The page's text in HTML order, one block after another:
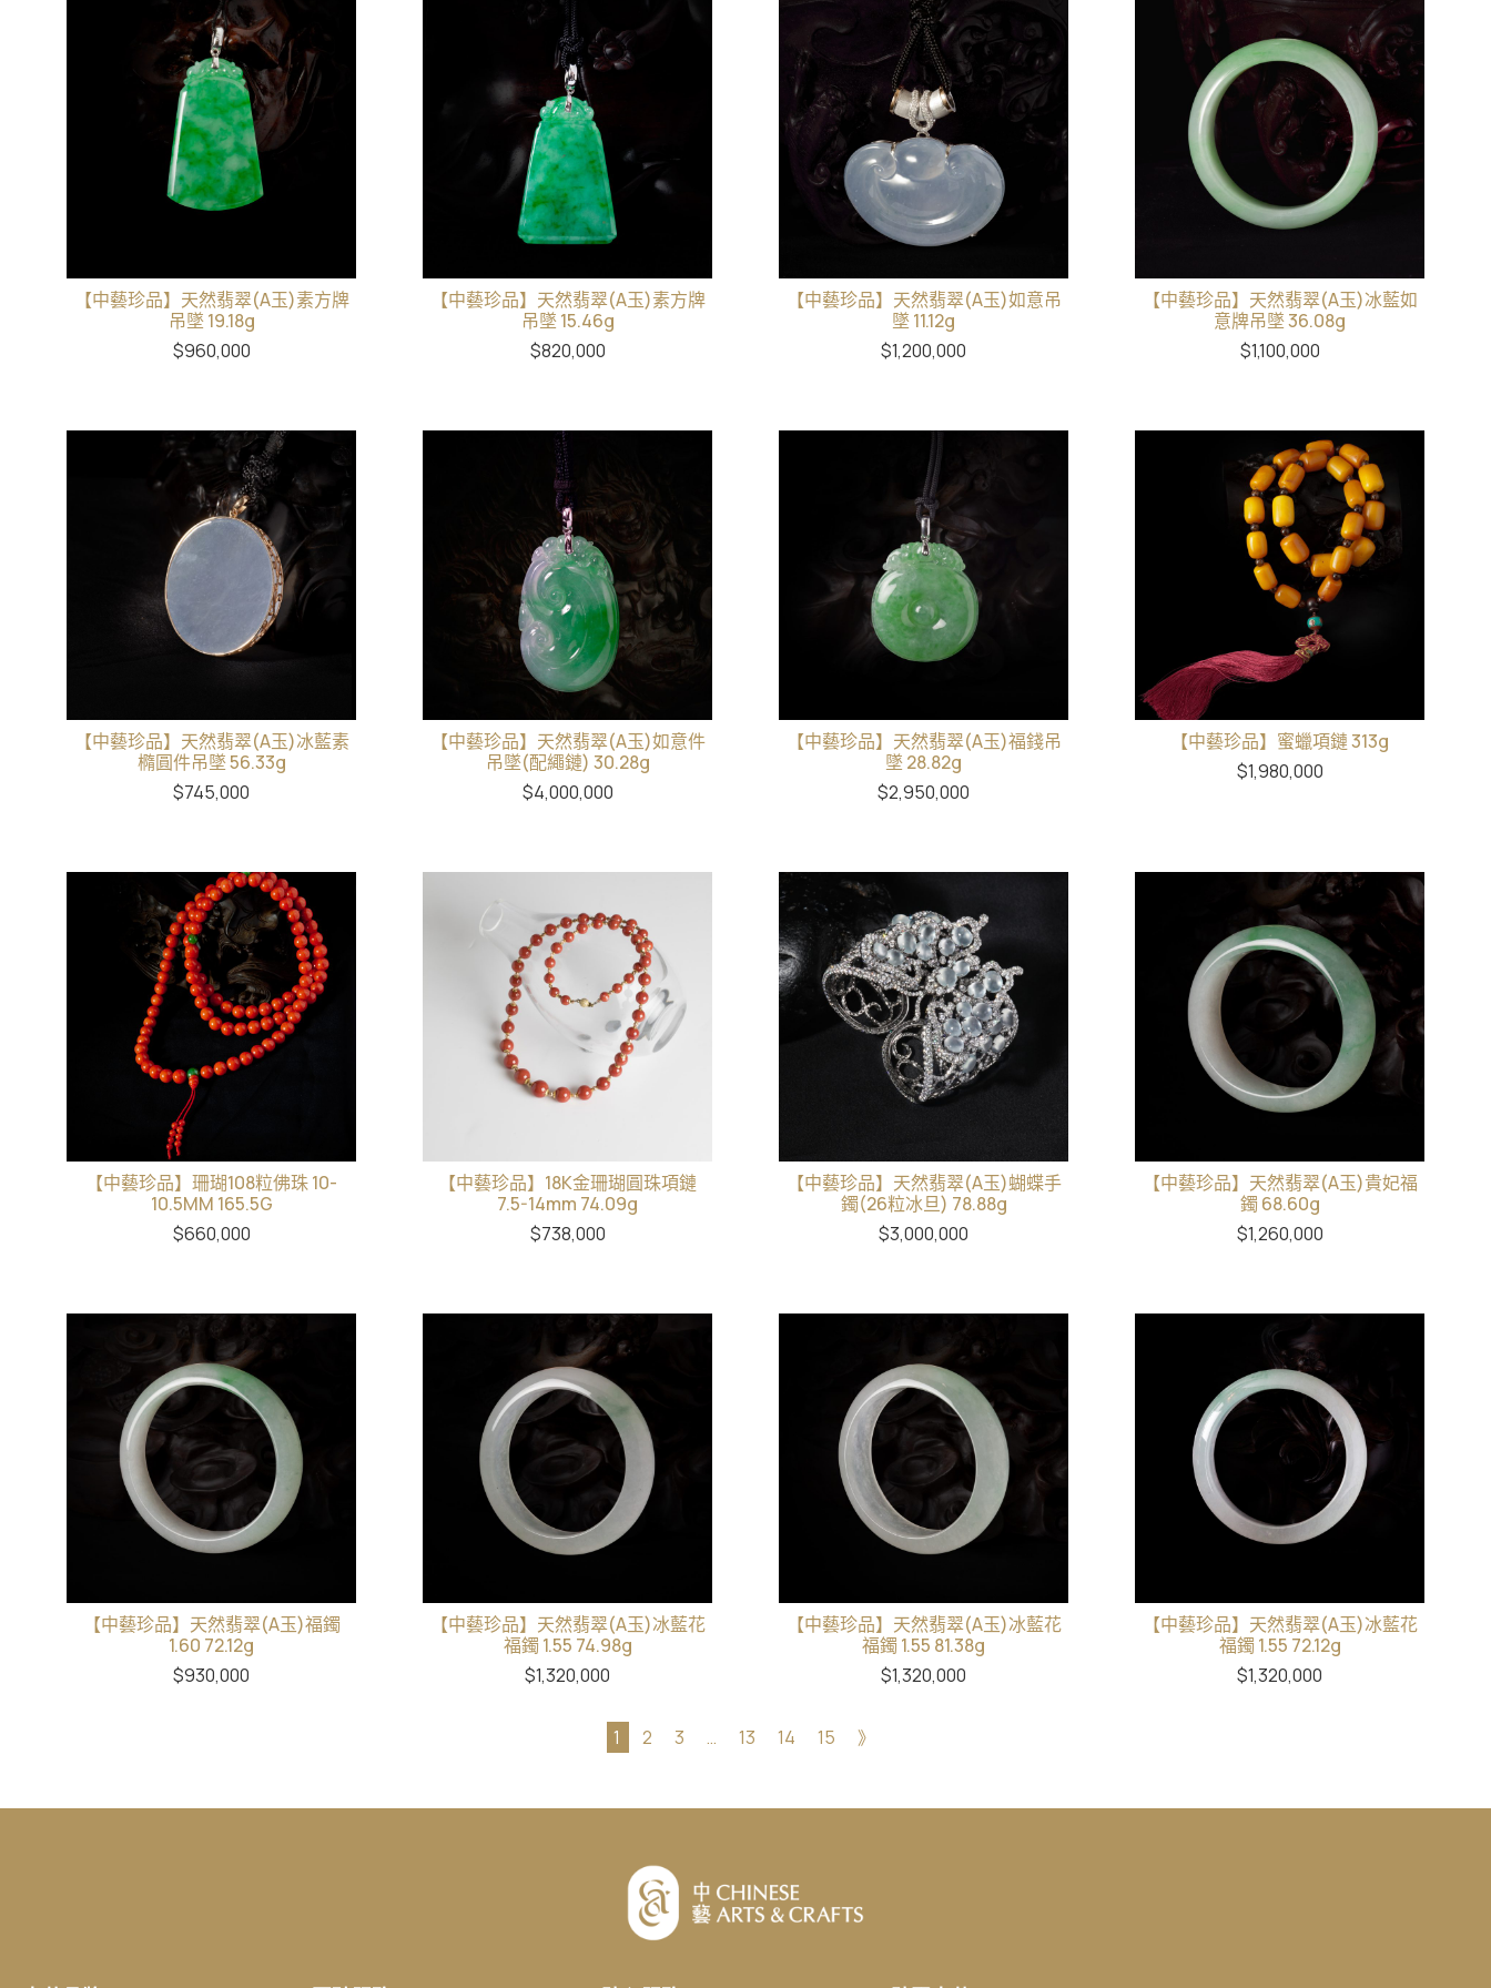
【中藝珍品】天然翡翠(A玉)素方牌
吊墜 19.18g
$960,000
【中藝珍品】天然翡翠(A玉)素方牌
吊墜 15.46g
$820,000
【中藝珍品】天然翡翠(A玉)如意吊
墜 11.12g
$1,200,000
【中藝珍品】天然翡翠(A玉)冰藍如
意牌吊墜 36.08g
$1,100,000
【中藝珍品】天然翡翠(A玉)冰藍素
橢圓件吊墜 56.33g
$745,000
【中藝珍品】天然翡翠(A玉)如意件
吊墜(配繩鏈) 30.28g
$4,000,000
【中藝珍品】天然翡翠(A玉)福錢吊
墜 28.82g
$2,950,000
【中藝珍品】蜜蠟項鏈 313g
$1,980,000
【中藝珍品】珊瑚108粒佛珠 10-
10.5MM 165.5G
$660,000
【中藝珍品】18K金珊瑚圓珠項鏈
7.5-14mm 74.09g
$738,000
【中藝珍品】天然翡翠(A玉)蝴蝶手
鐲(26粒冰旦) 78.88g
$3,000,000
【中藝珍品】天然翡翠(A玉)貴妃福
鐲 68.60g
$1,260,000
【中藝珍品】天然翡翠(A玉)福鐲
1.60 72.12g
$930,000
【中藝珍品】天然翡翠(A玉)冰藍花
福鐲 1.55 74.98g
$1,320,000
【中藝珍品】天然翡翠(A玉)冰藍花
福鐲 1.55 81.38g
$1,320,000
【中藝珍品】天然翡翠(A玉)冰藍花
福鐲 1.55 72.12g
$1,320,000
1 2 3 … 13 14 15 》